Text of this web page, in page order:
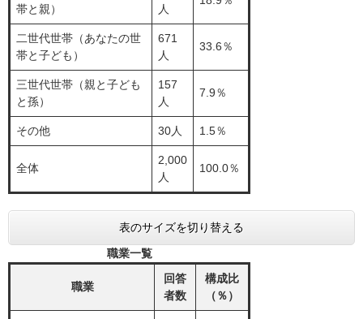
帯と親）
人
二世代世帯（あなたの世
帯と子ども）
671
人
33.6％
三世代世帯（親と子ども
と孫）
157
人
7.9％
その他 30人 1.5％
全体
2,000
人
100.0％
表のサイズを切り替える
職業一覧
職業
回答
者数
構成比
（％）